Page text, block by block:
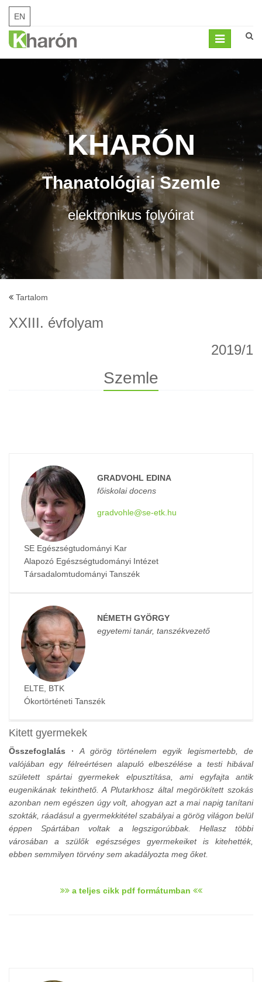
EN
Mobil
KHARÓN
Thanatológiai Szemle
elektronikus folyóirat
Tartalom
XXIII. évfolyam
2019/1
Szemle
GRADVOHL EDINA
főiskolai docens
gradvohle@se-etk.hu
SE Egészségtudományi Kar
Alapozó Egészségtudományi Intézet
Társadalomtudományi Tanszék
NÉMETH GYÖRGY
egyetemi tanár, tanszékvezető
ELTE, BTK
Ókortörténeti Tanszék
Kitett gyermekek
Összefoglalás ·
A görög történelem egyik legismertebb, de
valójában egy félreértésen alapuló elbeszélése a testi hibával
született spártai gyermekek elpusztítása, ami egyfajta antik
eugenikának tekinthető. A Plutarkhosz által megörökített szokás
azonban nem egészen úgy volt, ahogyan azt a mai napig tanítani
szokták, ráadásul a gyermekkitétel szabályai a görög világon belül
éppen Spártában voltak a legszigorúbbak. Hellasz többi
városában a szülők egészséges gyermekeiket is kitehették,
ebben semmilyen törvény sem akadályozta meg őket.
a teljes cikk pdf formátumban